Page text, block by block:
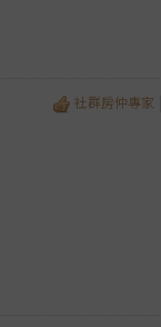
社群房仲專家